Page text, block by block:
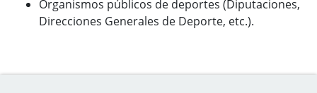
Organismos públicos de deportes (Diputaciones,
Direcciones Generales de Deporte, etc.).